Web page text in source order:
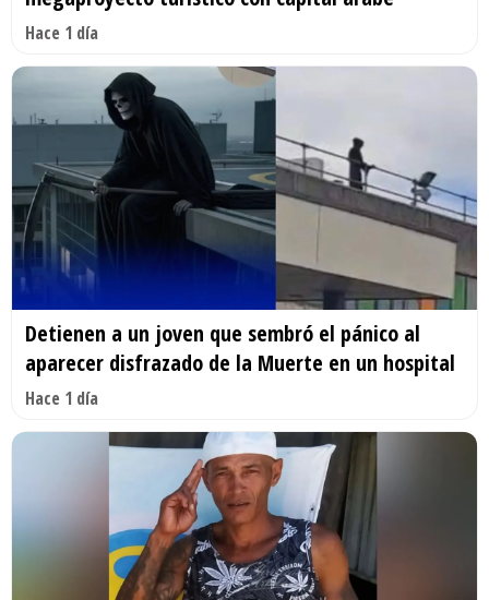
Hace 1 día
Detienen a un joven que sembró el pánico al
aparecer disfrazado de la Muerte en un hospital
Hace 1 día